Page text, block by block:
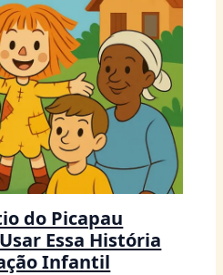
do Picapau
Essa História
Infantil